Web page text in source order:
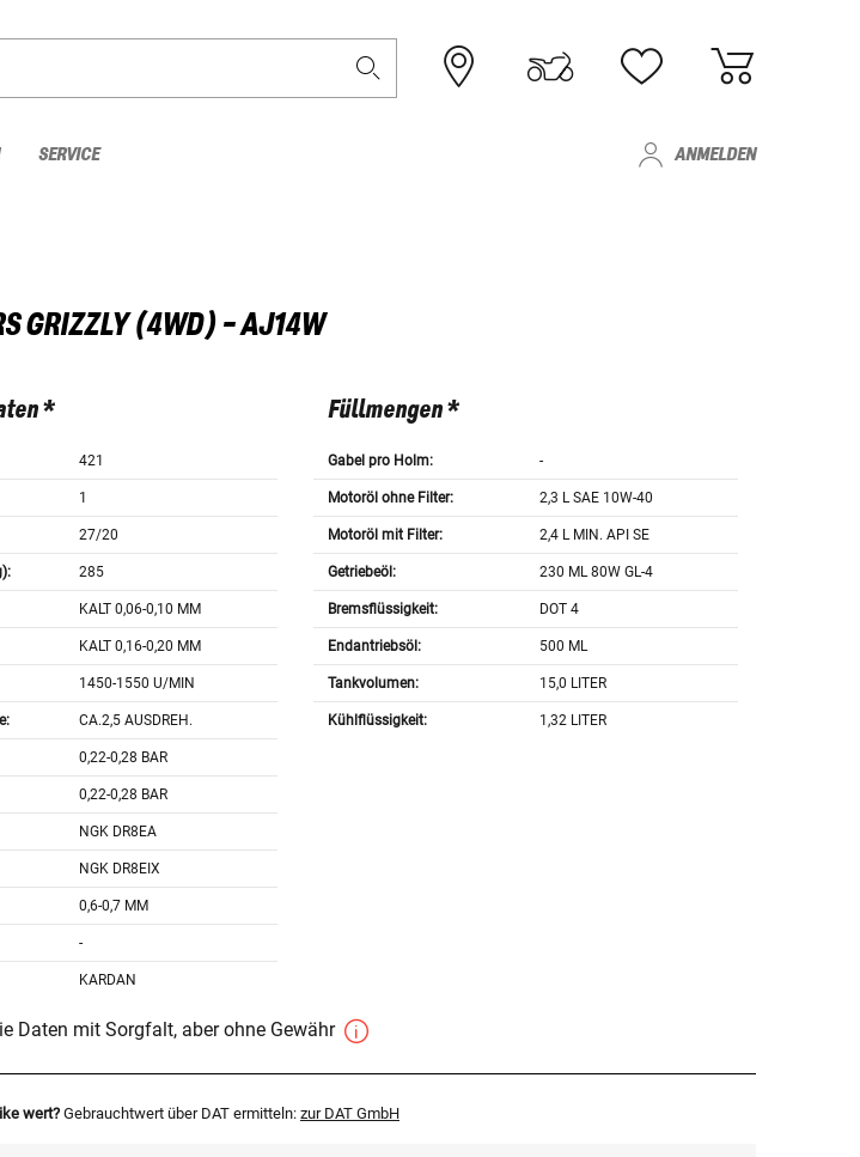
SERVICE ANMELDEN
GRIZZLY (4WD) - AJ14W
*
421
1
27/20
285
KALT 0,06-0,10 MM
KALT 0,16-0,20 MM
1450-1550 U/MIN
CA.2,5 AUSDREH.
0,22-0,28 BAR
0,22-0,28 BAR
NGK DR8EA
NGK DR8EIX
0,6-0,7 MM
-
KARDAN
Füllmengen *
Gabel pro Holm: -
Motoröl ohne Filter: 2,3 L SAE 10W-40
Motoröl mit Filter: 2,4 L MIN. API SE
Getriebeöl: 230 ML 80W GL-4
Bremsflüssigkeit: DOT 4
Endantriebsöl: 500 ML
Tankvolumen: 15,0 LITER
Kühlflüssigkeit: 1,32 LITER
Daten mit Sorgfalt, aber ohne Gewähr
wert? Gebrauchtwert über DAT ermitteln: zur DAT GmbH